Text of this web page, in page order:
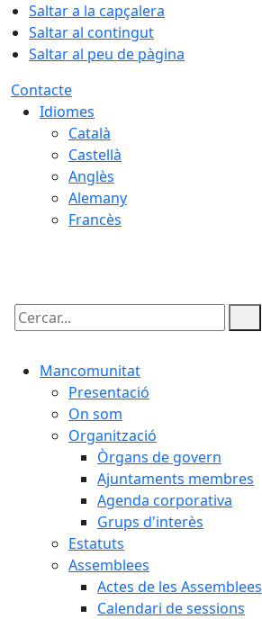
Saltar a la capçalera
Saltar al contingut
Saltar al peu de pàgina
Contacte
Idiomes
Català
Castellà
Anglès
Alemany
Francès
Cercar:
Mancomunitat
Presentació
On som
Organització
Òrgans de govern
Ajuntaments membres
Agenda corporativa
Grups d'interès
Estatuts
Assemblees
Actes de les Assemblees
Calendari de sessions